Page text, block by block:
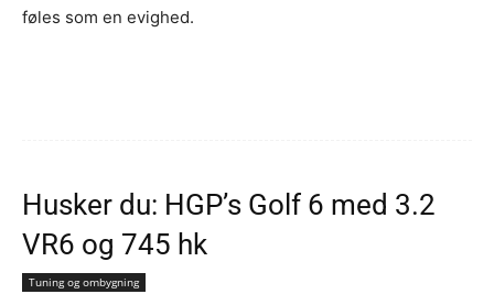
føles som en evighed.
Husker du: HGP’s Golf 6 med 3.2
VR6 og 745 hk
Tuning og ombygning